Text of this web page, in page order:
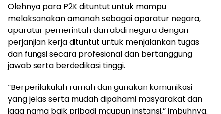
Olehnya para P2K dituntut untuk mampu
melaksanakan amanah sebagai aparatur negara,
aparatur pemerintah dan abdi negara dengan
perjanjian kerja dituntut untuk menjalankan tugas
dan fungsi secara profesional dan bertanggung
jawab serta berdedikasi tinggi.
“Berperilakulah ramah dan gunakan komunikasi
yang jelas serta mudah dipahami masyarakat dan
jaga nama baik pribadi maupun instansi,” imbuhnya.